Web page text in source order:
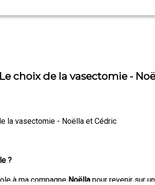
choix de la vasectomie -
la vasectomie - Noëlla et Cédric
?
à ma compagneNoëllapour revenir sur